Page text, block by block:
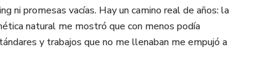
ni promesas vacías. Hay un camino real de años: la
natural me mostró que con menos podía
y trabajos que no me llenaban me empujó a